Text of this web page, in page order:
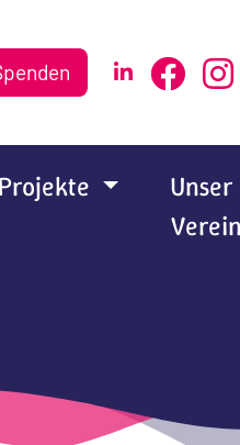
Projekte
Unser
Verein